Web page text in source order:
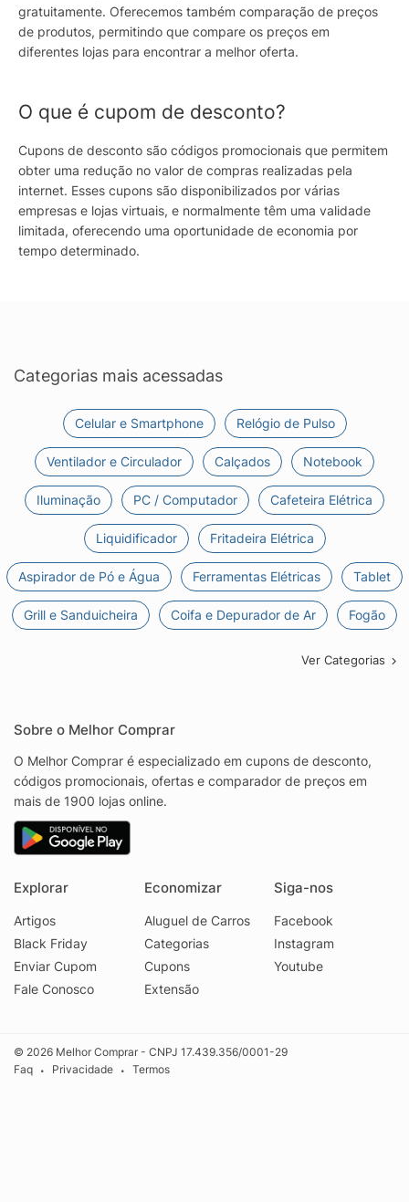
gratuitamente. Oferecemos também comparação de preços
de produtos, permitindo que compare os preços em
diferentes lojas para encontrar a melhor oferta.
O que é cupom de desconto?
Cupons de desconto são códigos promocionais que permitem
obter uma redução no valor de compras realizadas pela
internet. Esses cupons são disponibilizados por várias
empresas e lojas virtuais, e normalmente têm uma validade
limitada, oferecendo uma oportunidade de economia por
tempo determinado.
Categorias mais acessadas
Celular e Smartphone Relógio de Pulso
Ventilador e Circulador Calçados Notebook
Iluminação PC / Computador Cafeteira Elétrica
Liquidificador Fritadeira Elétrica
Aspirador de Pó e Água Ferramentas Elétricas Tablet
Grill e Sanduicheira Coifa e Depurador de Ar Fogão
Ver Categorias
Sobre o Melhor Comprar
O Melhor Comprar é especializado em cupons de desconto,
códigos promocionais, ofertas e comparador de preços em
mais de 1900 lojas online.
Explorar
Artigos
Black Friday
Enviar Cupom
Fale Conosco
Economizar
Aluguel de Carros
Categorias
Cupons
Extensão
Siga-nos
Facebook
Instagram
Youtube
© 2026 Melhor Comprar - CNPJ 17.439.356/0001-29
Faq
• Privacidade • Termos